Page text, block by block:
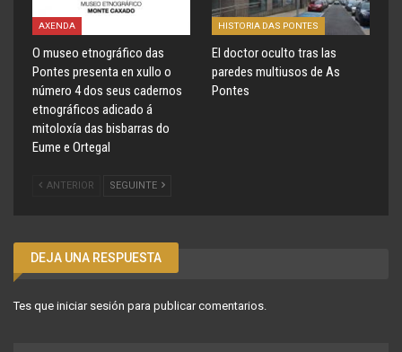
AXENDA
O museo etnográfico das
Pontes presenta en xullo o
número 4 dos seus cadernos
etnográficos adicado á
mitoloxía das bisbarras do
Eume e Ortegal
HISTORIA DAS PONTES
El doctor oculto tras las
paredes multiusos de As
Pontes
ANTERIOR SEGUINTE
DEJA UNA RESPUESTA
Tes que iniciar sesión para publicar comentarios.